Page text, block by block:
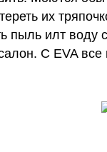
их
пыль илт воду
С EVA все